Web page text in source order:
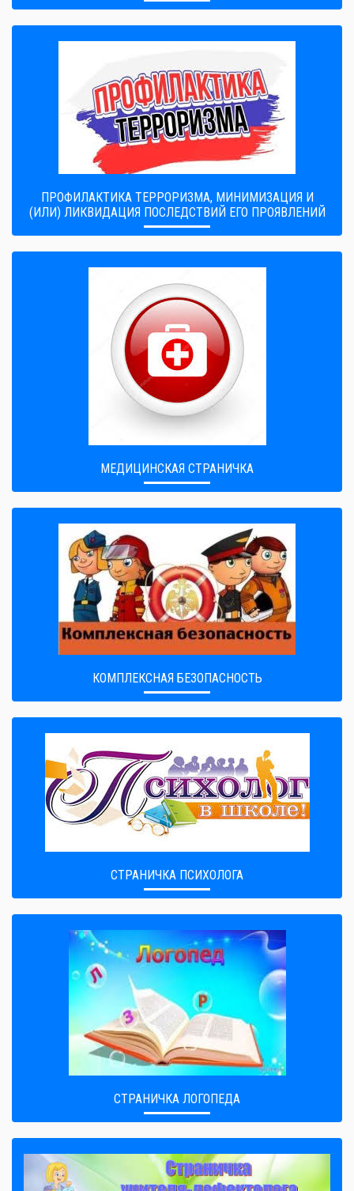
ПРОФИЛАКТИКА ТЕРРОРИЗМА, МИНИМИЗАЦИЯ И
(ИЛИ) ЛИКВИДАЦИЯ ПОСЛЕДСТВИЙ ЕГО ПРОЯВЛЕНИЙ
МЕДИЦИНСКАЯ СТРАНИЧКА
КОМПЛЕКСНАЯ БЕЗОПАСНОСТЬ
СТРАНИЧКА ПСИХОЛОГА
СТРАНИЧКА ЛОГОПЕДА